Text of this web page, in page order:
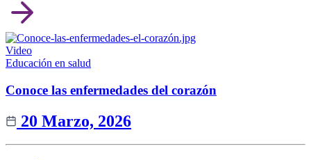
Video
Educación en salud
Conoce las enfermedades del corazón
20 Marzo, 2026